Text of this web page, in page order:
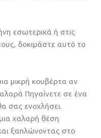
εσωτερικά ή στις
δοκιμάστε αυτό το
μικρή κουβέρτα αν
Πηγαίνετε σε ένα
σας ενοχλήσει.
χαλαρή θέση
ξαπλώνοντας στο